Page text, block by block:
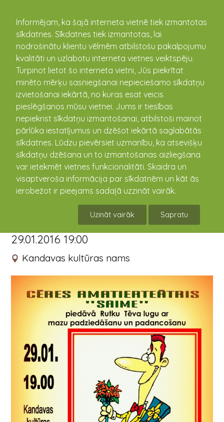
Informējam, ka šajā interneta vietnē tiek izmantotas
sīkdatnes. Sīkdatnes tiek izmantotas, lai
nodrošinātu klientu vēlmēm atbilstošu pakalpojumu
kvalitāti un uzlabotu interneta vietnes veiktspēju.
Turpinot lietot šo interneta vietni, Jūs piekrītat
minēto mērķu sasniegšanai nepieciešamo sīkdatņu
izvietošanai iekārtā, no kuras esat veicis
pieslēgšanos mūsu vietnei. Jums ir tiesības
nepiekrist sīkdatņu izmantošanai, atbilstoši mainot
pārlūka iestatījumus un dzēšot iekārtā saglabātās
sīkdatnes. Lūdzu pievērsiet uzmanību, ka atsevišķu
sīkdatņu dzēšana un to izmantošanas aizliegšana
var ietekmēt vietnes funkcionalitāti. Skaidra un
visaptveroša informācija par sīkdatnēm un kāt ās
ierobežot ir pieejams sadaļā uzzināt vairāk.
Uzināt vairāk Sapratu
kandava.lv
PASĀKUMU
KALENDĀRS
Cēres amatierteātra izrāde
Rutku tēvs “Sirdsdraugs
29.01.2016 19:00
Kandavas kultūras nams